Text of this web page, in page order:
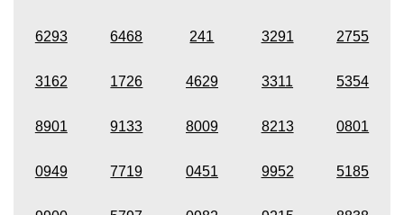
6293 6468 241 3291 2755
3162 1726 4629 3311 5354
8901 9133 8009 8213 0801
0949 7719 0451 9952 5185